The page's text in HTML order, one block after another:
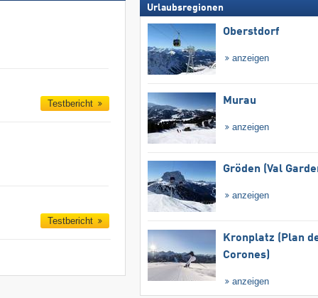
Testbericht
Testbericht
Urlaubsregionen
Oberstdorf
anzeigen
Murau
anzeigen
Gröden (Val
anzeigen
Kronplatz (Plan
Corones)
anzeigen